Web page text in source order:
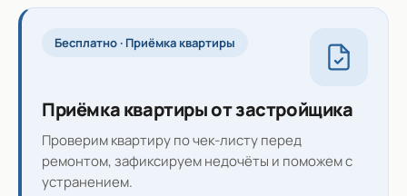
Бесплатно · Приёмка квартиры
Приёмка квартиры от застройщика
Проверим квартиру по чек-листу перед
ремонтом, зафиксируем недочёты и поможем с
устранением.